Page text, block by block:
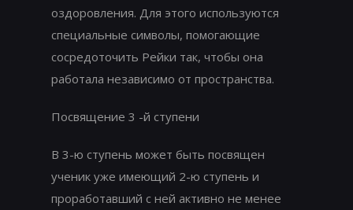
оздоровления. Для этого используются
специальные символы, помогающие
сосредоточить Рейки так, чтобы она
работала независимо от пространства.
Посвящение 3 -й ступени
В 3-ю ступень может быть посвящен
ученик уже имеющий 2-ю ступень и
проработавший с ней активно не менее